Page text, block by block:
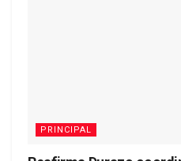
PRINCIPAL